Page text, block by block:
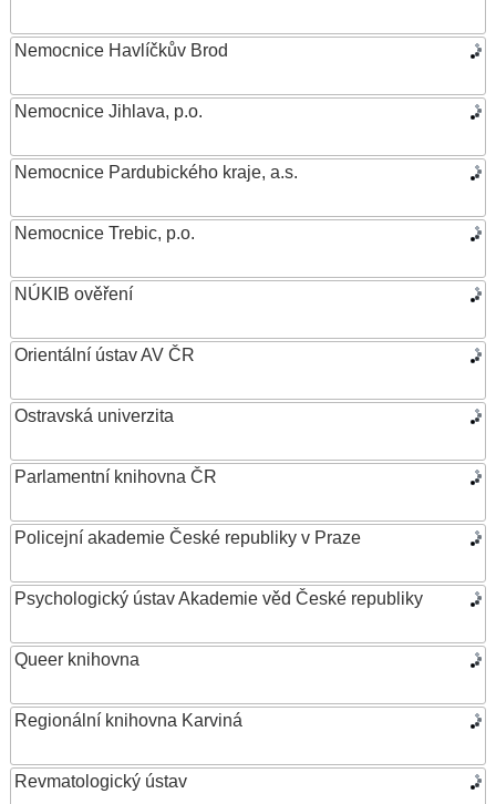
Nemocnice Havlíčkův Brod
Nemocnice Jihlava, p.o.
Nemocnice Pardubického kraje, a.s.
Nemocnice Trebic, p.o.
NÚKIB ověření
Orientální ústav AV ČR
Ostravská univerzita
Parlamentní knihovna ČR
Policejní akademie České republiky v Praze
Psychologický ústav Akademie věd České republiky
Queer knihovna
Regionální knihovna Karviná
Revmatologický ústav